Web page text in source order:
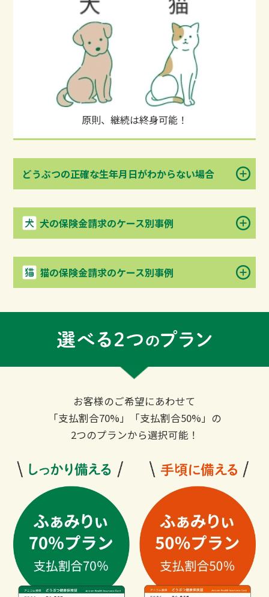
原則、継続は終身可能！
どうぶつの正確な生年月日がわからない場合
犬の保険金請求のケース別事例
猫の保険金請求のケース別事例
お客様のご希望にあわせて
「支払割合70%」「支払割合50%」の
2つのプランから選択可能！